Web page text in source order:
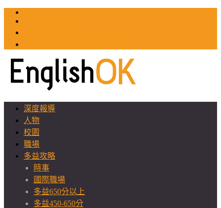
深度報導
人物
校園
職場
多益攻略
時事
國際職場
多益650分以上
多益450-650分